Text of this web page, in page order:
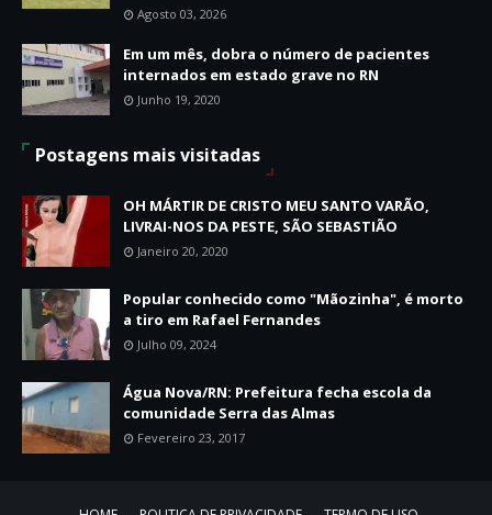
Agosto 03, 2026
Em um mês, dobra o número de pacientes
internados em estado grave no RN
Junho 19, 2020
Postagens mais visitadas
OH MÁRTIR DE CRISTO MEU SANTO VARÃO,
LIVRAI-NOS DA PESTE, SÃO SEBASTIÃO
Janeiro 20, 2020
Popular conhecido como "Mãozinha", é morto
a tiro em Rafael Fernandes
Julho 09, 2024
Água Nova/RN: Prefeitura fecha escola da
comunidade Serra das Almas
Fevereiro 23, 2017